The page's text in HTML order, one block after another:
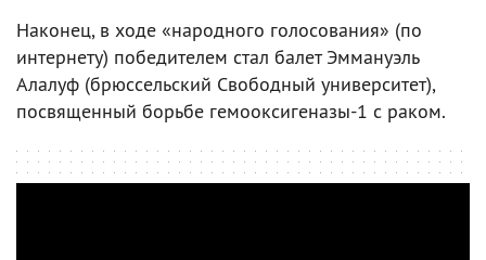
Наконец, в ходе «народного голосования» (по
интернету) победителем стал балет Эммануэль
Алалуф (брюссельский Свободный университет),
посвященный борьбе гемооксигеназы-1 с раком.